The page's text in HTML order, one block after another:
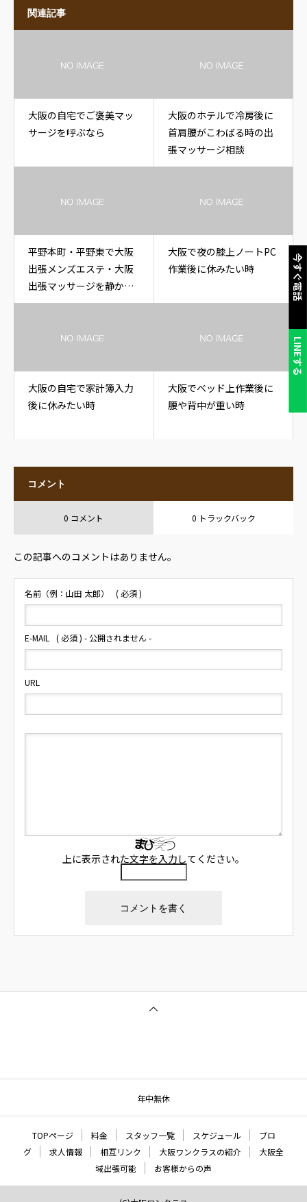
今すぐ電話
LINEする
関連記事
大阪の自宅でご褒美マッ
サージを呼ぶなら
大阪のホテルで冷房後に
首肩腰がこわばる時の出
張マッサージ相談
平野本町・平野東で大阪
出張メンズエステ・大阪
出張マッサージを静かに
受けたい時
大阪で夜の膝上ノートPC
作業後に休みたい時
大阪の自宅で家計簿入力
後に休みたい時
大阪でベッド上作業後に
腰や背中が重い時
コメント
0 コメント 0 トラックバック
この記事へのコメントはありません。
名前（例：山田 太郎） ( 必須 )
E-MAIL ( 必須 ) - 公開されません -
URL
上に表示された文字を入力してください。
年中無休
TOPページ 料金 スタッフ一覧 スケジュール
ブロ
グ
求人情報 相互リンク 大阪ワンクラスの紹介
大阪全
域出張可能
お客様からの声